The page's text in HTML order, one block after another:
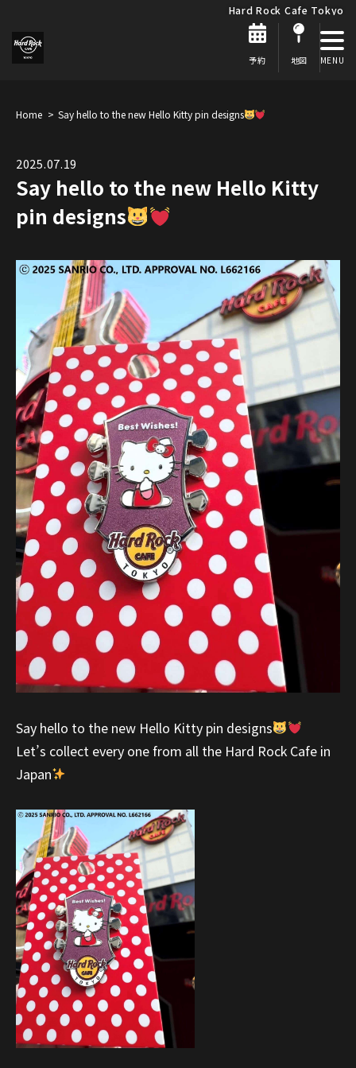
Hard Rock Cafe Tokyo
予約 地図
Home Say hello to the new Hello Kitty pin designs
2025.07.19
Say hello to the new Hello Kitty
pin designs
Say hello to the new Hello Kitty pin designs
Let’s collect every one from all the Hard Rock Cafe in
Japan